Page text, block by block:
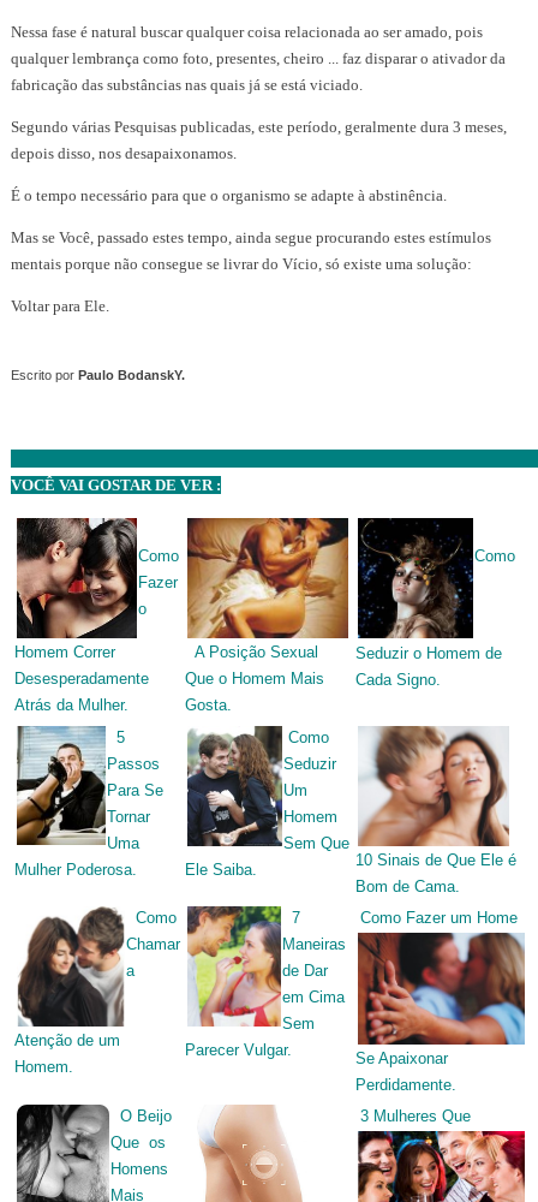
Nessa fase é natural buscar qualquer coisa relacionada ao ser amado, pois
qualquer lembrança como foto, presentes, cheiro ... faz disparar o ativador da
fabricação das substâncias nas quais já se está viciado.
Segundo várias Pesquisas publicadas, este período, geralmente dura 3 meses,
depois disso, nos desapaixonamos.
É o tempo necessário para que o organismo se adapte à abstinência.
Mas se Você, passado estes tempo, ainda segue procurando estes estímulos
mentais porque não consegue se livrar do Vício, só existe uma solução:
Voltar para Ele.
Escrito porPaulo BodanskY.
VOCÊ VAI GOSTAR DE VER :
Como
Fazer
o
Homem Correr
Desesperadamente
Atrás da Mulher.
A Posição Sexual
Que o Homem Mais
Gosta.
Como
Seduzir o Homem de
Cada Signo.
5
Passos
Para Se
Tornar
Uma
Mulher Poderosa.
Como
Seduzir
Um
Homem
Sem Que
Ele Saiba.
10 Sinais de Que Ele é
Bom de Cama.
Como
Chamar
a
Atenção de um
Homem.
7
Maneiras
de Dar
em Cima
Sem
Parecer Vulgar.
Como Fazer um Home
Se Apaixonar
Perdidamente.
O Beijo
Que os
Homens
Mais
3 Mulheres Que